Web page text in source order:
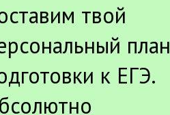
твой
план
к ЕГЭ.